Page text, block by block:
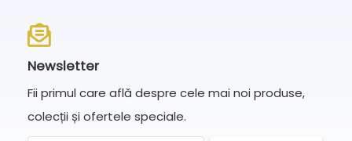
Newsletter
Fii primul care află despre cele mai noi produse,
colecții și ofertele speciale.